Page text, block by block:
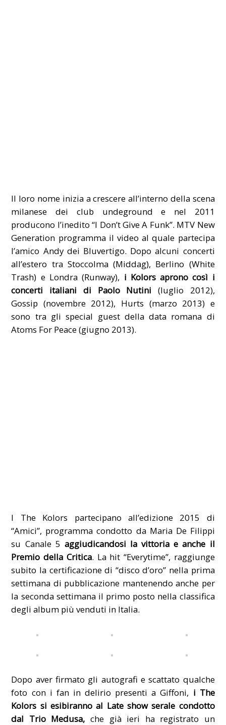
Il loro nome inizia a crescere all’interno della scena
milanese dei club undeground e nel 2011
producono l’inedito “I Don’t Give A Funk”. MTV New
Generation programma il video al quale partecipa
l’amico Andy dei Bluvertigo. Dopo alcuni concerti
all’estero tra Stoccolma (Middag), Berlino (White
Trash) e Londra (Runway), i Kolors aprono così i
concerti italiani di Paolo Nutini (luglio 2012),
Gossip (novembre 2012), Hurts (marzo 2013) e
sono tra gli special guest della data romana di
Atoms For Peace (giugno 2013).
I The Kolors partecipano all’edizione 2015 di
“Amici”, programma condotto da Maria De Filippi
su Canale 5 aggiudicandosi la vittoria e anche il
Premio della Critica. La hit “Everytime”, raggiunge
subito la certificazione di “disco d’oro” nella prima
settimana di pubblicazione mantenendo anche per
la seconda settimana il primo posto nella classifica
degli album più venduti in Italia.
Dopo aver firmato gli autografi e scattato qualche
foto con i fan in delirio presenti a Giffoni, i The
Kolors si esibiranno al Late show serale condotto
dal Trio Medusa, che già ieri ha registrato un